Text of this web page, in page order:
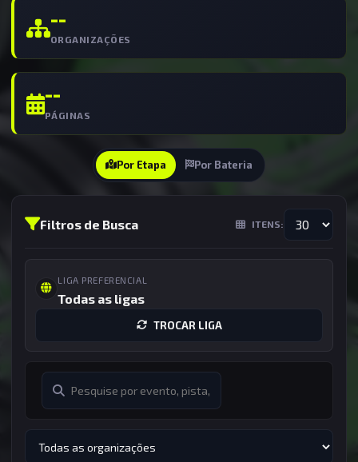
--
ORGANIZAÇÕES
--
PÁGINAS
Por Etapa Por Bateria
Filtros de Busca ITENS:
LIGA PREFERENCIAL
Todas as ligas
TROCAR LIGA